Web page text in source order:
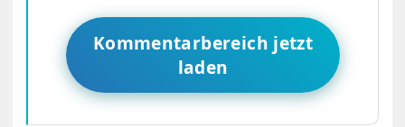
Kommentarbereich jetzt
laden